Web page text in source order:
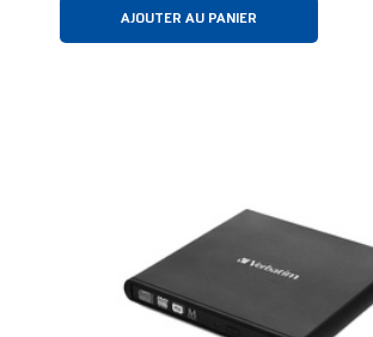
AJOUTER AU PANIER